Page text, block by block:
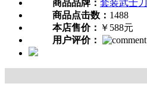
商品品牌： 套装武士刀
商品点击数： 1488
本店售价： ￥588元
用户评价：